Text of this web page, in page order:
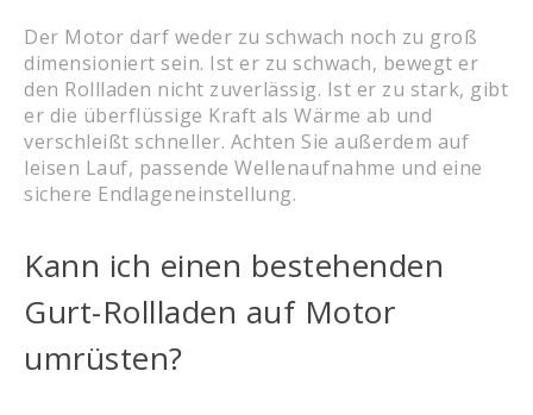
Der Motor darf weder zu schwach noch zu groß
dimensioniert sein. Ist er zu schwach, bewegt er
den Rollladen nicht zuverlässig. Ist er zu stark, gibt
er die überflüssige Kraft als Wärme ab und
verschleißt schneller. Achten Sie außerdem auf
leisen Lauf, passende Wellenaufnahme und eine
sichere Endlageneinstellung.
Kann ich einen bestehenden
Gurt-Rollladen auf Motor
umrüsten?